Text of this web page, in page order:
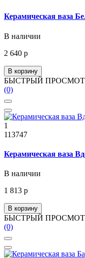
Керамическая ваза
В наличии
2 640 р
В корзину
БЫСТРЫЙ
(0)
1
113747
Керамическая ваза
В наличии
1 813 р
В корзину
БЫСТРЫЙ
(0)